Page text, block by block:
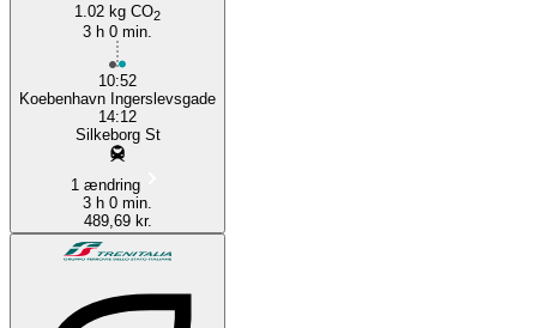
1.02 kg CO2
3 h 0 min.
10:52
Koebenhavn Ingerslevsgade
14:12
Silkeborg St
1 ændring
3 h 0 min.
489,69 kr.